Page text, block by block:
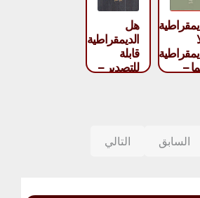
–
هل
الديمقراطية
قابلة
للتصدير –
السابق التالي